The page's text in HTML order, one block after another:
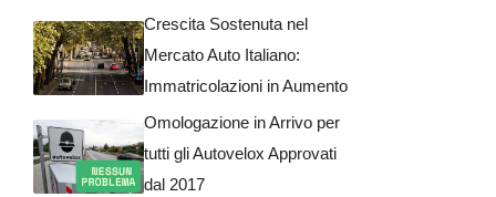
Crescita Sostenuta nel
Mercato Auto Italiano:
Immatricolazioni in Aumento
Omologazione in Arrivo per
tutti gli Autovelox Approvati
dal 2017